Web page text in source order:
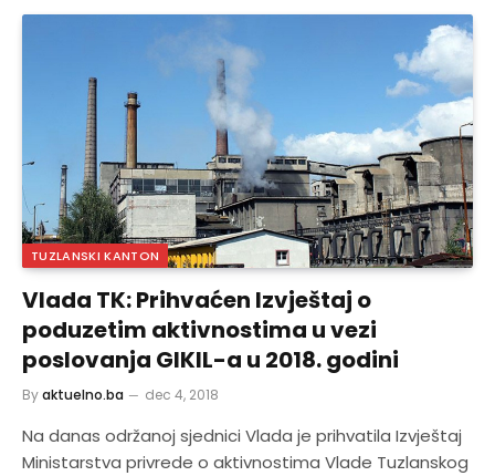
TUZLANSKI KANTON
Vlada TK: Prihvaćen Izvještaj o
poduzetim aktivnostima u vezi
poslovanja GIKIL-a u 2018. godini
Byaktuelno.ba dec 4, 2018
Na danas održanoj sjednici Vlada je prihvatila Izvještaj
Ministarstva privrede o aktivnostima Vlade Tuzlanskog